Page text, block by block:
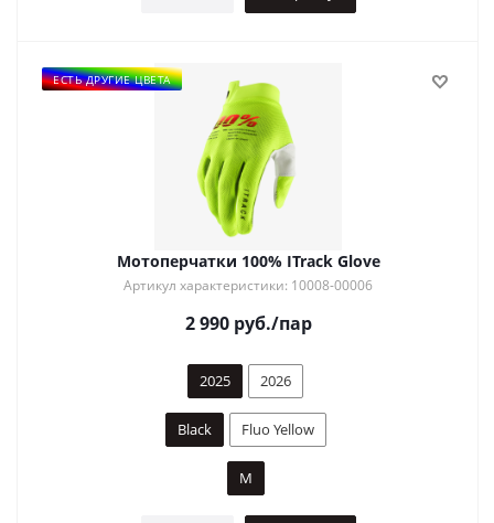
ЕСТЬ ДРУГИЕ ЦВЕТА
Мотоперчатки 100% ITrack Glove
Артикул характеристики: 10008-00006
2 990руб./пар
2025 2026
Black Fluo Yellow
M